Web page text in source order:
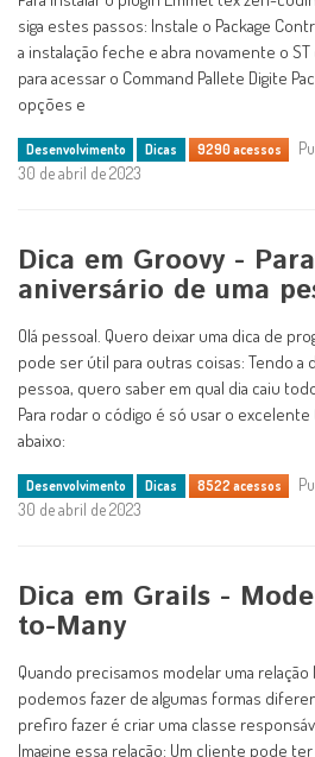
siga estes passos: Instale o Package
a instalação feche e abra novamente o ST
para acessar o Command Pallete Digite
opções e
Desenvolvimento Dicas 9290 acessos
30 de abril de 2023
Dica em Groovy -
aniversário de uma
Olá pessoal. Quero deixar uma dica de
pode ser útil para outras coisas: Tendo a
pessoa, quero saber em qual dia caiu
Para rodar o código é só usar o
abaixo:
Desenvolvimento Dicas 8522 acessos
30 de abril de 2023
Dica em Grails -
to-Many
Quando precisamos modelar uma relação
podemos fazer de algumas formas
prefiro fazer é criar uma classe
Imagine essa relação: Um cliente pode